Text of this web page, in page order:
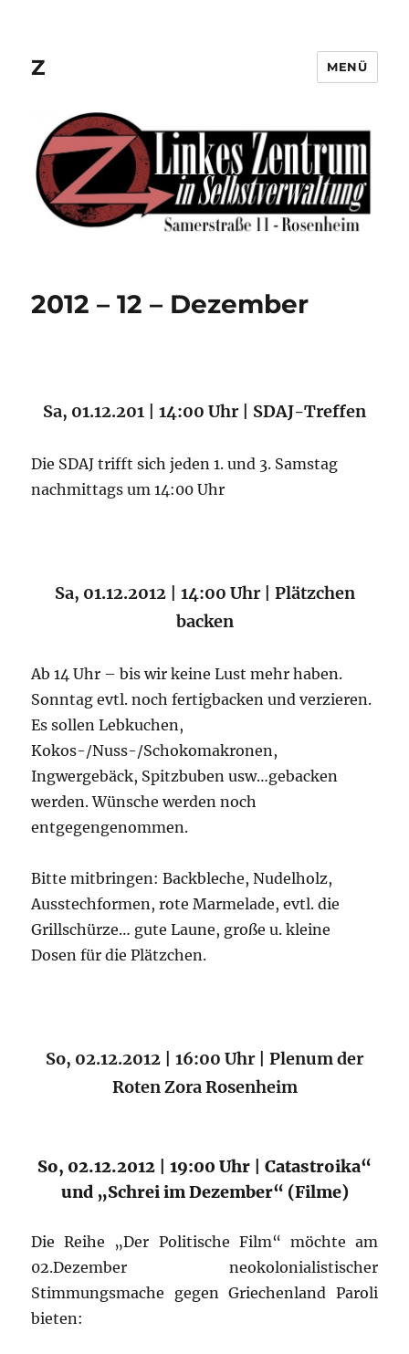
Z MENÜ
2012 – 12 – Dezember
Sa, 01.12.201 | 14:00 Uhr | SDAJ-Treffen
Die SDAJ trifft sich jeden 1. und 3. Samstag
nachmittags um 14:00 Uhr
Sa, 01.12.2012 | 14:00 Uhr | Plätzchen
backen
Ab 14 Uhr – bis wir keine Lust mehr haben.
Sonntag evtl. noch fertigbacken und verzieren.
Es sollen Lebkuchen,
Kokos-/Nuss-/Schokomakronen,
Ingwergebäck, Spitzbuben usw…gebacken
werden. Wünsche werden noch
entgegengenommen.
Bitte mitbringen: Backbleche, Nudelholz,
Ausstechformen, rote Marmelade, evtl. die
Grillschürze… gute Laune, große u. kleine
Dosen für die Plätzchen.
So, 02.12.2012 | 16:00 Uhr | Plenum der
Roten Zora Rosenheim
So, 02.12.2012 | 19:00 Uhr | Catastroika“
und „Schrei im Dezember“ (Filme)
Die Reihe „Der Politische Film“ möchte am
02.Dezember neokolonialistischer
Stimmungsmache gegen Griechenland Paroli
bieten: